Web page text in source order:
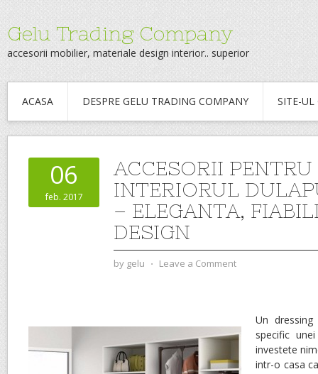
Gelu Trading Company
accesorii mobilier, materiale design interior.. superior
ACASA DESPRE GELU TRADING COMPANY SITE-UL
06
feb. 2017
ACCESORII PENTRU
INTERIORUL
– ELEGANTA,
DESIGN
by gelu ⋅ Leave a Comment
Un
specific
investete
intr-o casa